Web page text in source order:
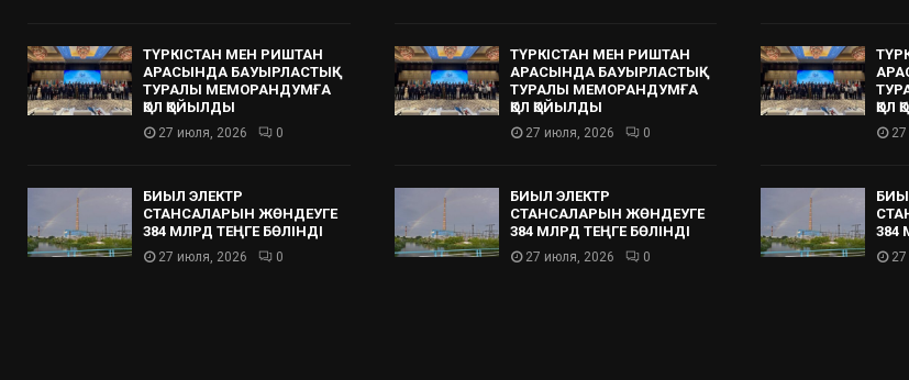
ТҮРКІСТАН МЕН РИШТАН
АРАСЫНДА БАУЫРЛАСТЫҚ
ТУРАЛЫ МЕМОРАНДУМҒА
ҚОЛ ҚОЙЫЛДЫ
27 июля, 2026 0
БИЫЛ ЭЛЕКТР
СТАНСАЛАРЫН ЖӨНДЕУГЕ
384 МЛРД ТЕҢГЕ БӨЛІНДІ
27 июля, 2026 0
ТҮРКІСТАН МЕН РИШТАН
АРАСЫНДА БАУЫРЛАСТЫҚ
ТУРАЛЫ МЕМОРАНДУМҒА
ҚОЛ ҚОЙЫЛДЫ
27 июля, 2026 0
БИЫЛ ЭЛЕКТР
СТАНСАЛАРЫН ЖӨНДЕУГЕ
384 МЛРД ТЕҢГЕ БӨЛІНДІ
27 июля, 2026 0
ҚОЛ
384